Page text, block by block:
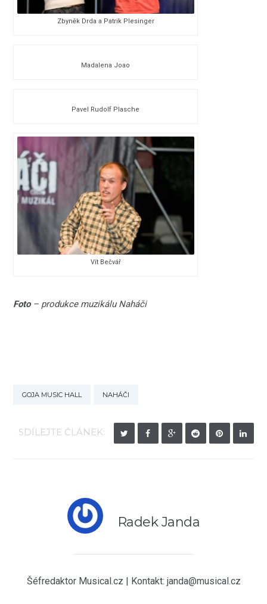
Zbyněk Drda a Patrik Plesinger
Madalena Joao
Pavel Rudolf Plasche
Vít Bečvář
Foto– produkce muzikálu Naháči
GOJA MUSIC HALL NAHÁČI
SDÍLEJTE ČLÁNEK:
Radek Janda
Šéfredaktor Musical.cz | Kontakt: janda@musical.cz